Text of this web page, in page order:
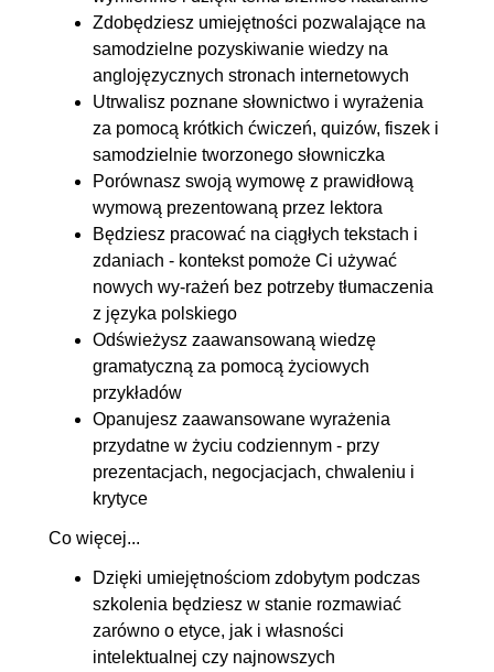
Zdobędziesz umiejętności pozwalające na
samodzielne pozyskiwanie wiedzy na
anglojęzycznych stronach internetowych
Utrwalisz poznane słownictwo i wyrażenia
za pomocą krótkich ćwiczeń, quizów, fiszek i
samodzielnie tworzonego słowniczka
Porównasz swoją wymowę z prawidłową
wymową prezentowaną przez lektora
Będziesz pracować na ciągłych tekstach i
zdaniach - kontekst pomoże Ci używać
nowych wy-rażeń bez potrzeby tłumaczenia
z języka polskiego
Odświeżysz zaawansowaną wiedzę
gramatyczną za pomocą życiowych
przykładów
Opanujesz zaawansowane wyrażenia
przydatne w życiu codziennym - przy
prezentacjach, negocjacjach, chwaleniu i
krytyce
Co więcej...
Dzięki umiejętnościom zdobytym podczas
szkolenia będziesz w stanie rozmawiać
zarówno o etyce, jak i własności
intelektualnej czy najnowszych